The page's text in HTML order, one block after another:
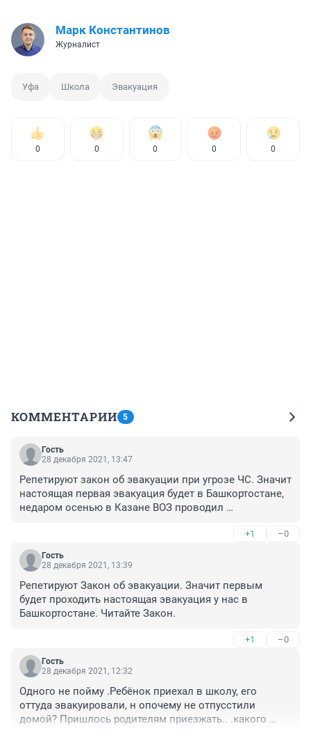
Марк Константинов
Журналист
Уфа Школа Эвакуация
0 0 0 0 0
КОММЕНТАРИИ 5
Гость
28 декабря 2021, 13:47
Репетируют закон об эвакуации при угрозе ЧС. Значит
настоящая первая эвакуация будет в Башкортостане,
недаром осенью в Казане ВОЗ проводил
+1 –0
Гость
28 декабря 2021, 13:39
Репетируют Закон об эвакуации. Значит первым
будет проходить настоящая эвакуация у нас в
Башкортостане. Читайте Закон.
+1 –0
Гость
28 декабря 2021, 12:32
Одного не пойму .Ребёнок приехал в школу, его
оттуда эвакуировали, н опочему не отпусстили
домой? Пришлось родителям приезжать.. .какого